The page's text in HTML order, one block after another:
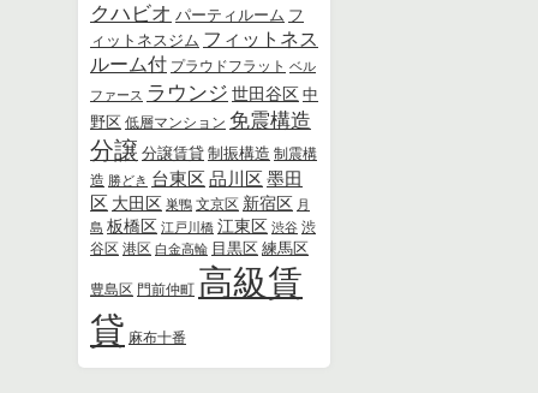
クハビオ パーティルーム フ
ィットネスジム フィットネス
ルーム付 プラウドフラット ベル
ファース ラウンジ 世田谷区 中
野区 低層マンション 免震構造
分譲 分譲賃貸 制振構造 制震構
造 勝どき 台東区 品川区 墨田
区 大田区 巣鴨 文京区 新宿区 月
島 板橋区 江戸川橋 江東区 渋谷 渋
谷区 港区 白金高輪 目黒区 練馬区
豊島区 門前仲町 高級賃
貸 麻布十番